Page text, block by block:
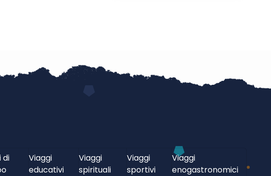
di
Viaggi
educativi
Viaggi
spirituali
Viaggi
sportivi
Viaggi
enogastronomici